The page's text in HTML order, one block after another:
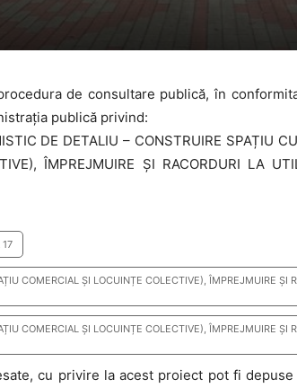
de consultare publică, în
publică privind:
DE DETALIU – CONSTRUIRE SPAȚIU
ÎMPREJMUIRE ȘI RACORDURI LA
COMERCIAL ȘI LOCUINȚE COLECTIVE), ÎMPREJMUIRE ȘI
COMERCIAL ȘI LOCUINȚE COLECTIVE), ÎMPREJMUIRE ȘI
cu privire la acest proiect pot fi depuse